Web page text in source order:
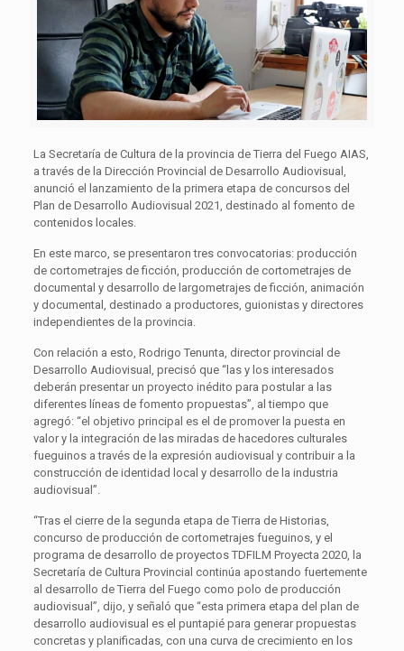
La Secretaría de Cultura de la provincia de Tierra del Fuego AIAS,
a través de la Dirección Provincial de Desarrollo Audiovisual,
anunció el lanzamiento de la primera etapa de concursos del
Plan de Desarrollo Audiovisual 2021, destinado al fomento de
contenidos locales.
En este marco, se presentaron tres convocatorias: producción
de cortometrajes de ficción, producción de cortometrajes de
documental y desarrollo de largometrajes de ficción, animación
y documental, destinado a productores, guionistas y directores
independientes de la provincia.
Con relación a esto, Rodrigo Tenunta, director provincial de
Desarrollo Audiovisual, precisó que “las y los interesados
deberán presentar un proyecto inédito para postular a las
diferentes líneas de fomento propuestas”, al tiempo que
agregó: “el objetivo principal es el de promover la puesta en
valor y la integración de las miradas de hacedores culturales
fueguinos a través de la expresión audiovisual y contribuir a la
construcción de identidad local y desarrollo de la industria
audiovisual”.
“Tras el cierre de la segunda etapa de Tierra de Historias,
concurso de producción de cortometrajes fueguinos, y el
programa de desarrollo de proyectos TDFILM Proyecta 2020, la
Secretaría de Cultura Provincial continúa apostando fuertemente
al desarrollo de Tierra del Fuego como polo de producción
audiovisual”, dijo, y señaló que “esta primera etapa del plan de
desarrollo audiovisual es el puntapié para generar propuestas
concretas y planificadas, con una curva de crecimiento en los